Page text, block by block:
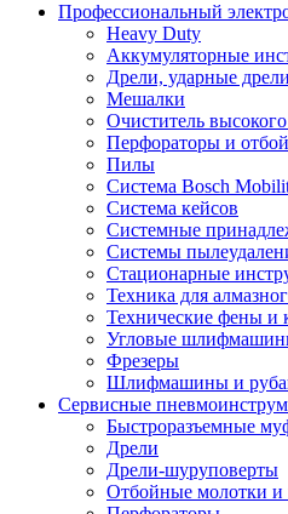
Профессиональный
Heavy Duty
Аккумуляторные
Дрели, ударные
Мешалки
Очиститель
Перфораторы и
Пилы
Система Bosch
Система кейсов
Системные
Системы
Стационарные
Техника для
Технические фены и
Угловые
Фрезеры
Шлифмашины и
Сервисные
Быстроразъемные
Дрели
Дрели-шуруповерты
Отбойные молотки и